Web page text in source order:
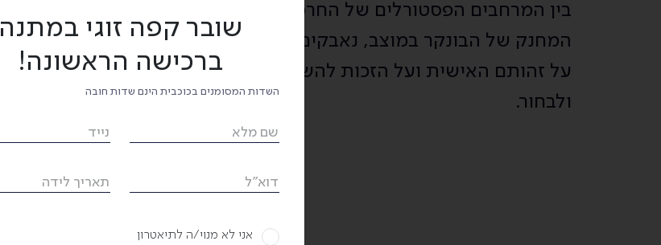
בין המרחבים הפסטורלים של החרמון המושלג, לבין
המחנק של הבונקר במוצב, נאבקים הלוחמים המותשים
על זהותם האישית ועל הזכות להשתחרר, לאהוב, לחיות
ולבחור.
יוצרים ושחקנים
שובר קפה זוגי במתנה
ברכישה הראשונה!
השדות המסומנים בכוכבית הינם שדות חובה
שם מלא נייד
דוא"ל תאריך לידה
אני לא מנוי/ה לתיאטרון